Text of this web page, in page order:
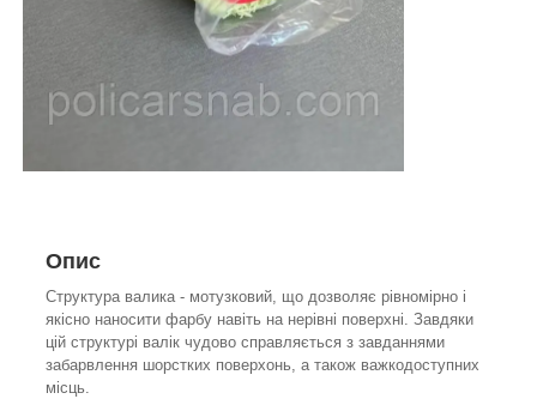
Опис
Структура валика - мотузковий, що дозволяє рівномірно і
якісно наносити фарбу навіть на нерівні поверхні. Завдяки
цій структурі валік чудово справляється з завданнями
забарвлення шорстких поверхонь, а також важкодоступних
місць.